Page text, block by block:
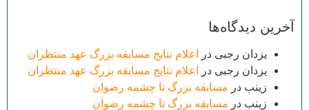
آخرین دیدگاه‌ها
یزدان رجبی در
اعلام نتایج مسابقه بزرگ عهد منتظران
یزدان رجبی در
اعلام نتایج مسابقه بزرگ عهد منتظران
زینب در مسابقه بزرگ تا چشمه رضوان
زینب در مسابقه بزرگ تا چشمه رضوان